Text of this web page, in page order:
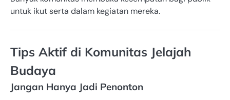
untuk ikut serta dalam kegiatan mereka.
Tips Aktif di Komunitas Jelajah
Budaya
Jangan Hanya Jadi Penonton